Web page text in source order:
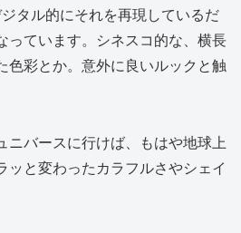
タル的にそれを再現しているだ
っています。シネスコ的な、横長
色彩とか。意外に良いルックと触
ニバースに行けば、もはや地球上
ッと変わったカラフルさやシェイ